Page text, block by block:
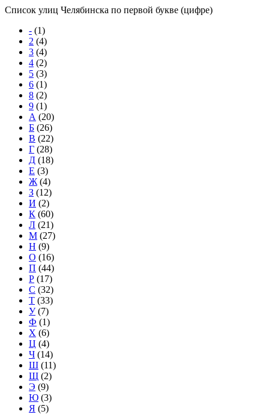
Список улиц Челябинска по первой букве (цифре)
- (1)
2 (4)
3 (4)
4 (2)
5 (3)
6 (1)
8 (2)
9 (1)
А (20)
Б (26)
В (22)
Г (28)
Д (18)
Е (3)
Ж (4)
З (12)
И (2)
К (60)
Л (21)
М (27)
Н (9)
О (16)
П (44)
Р (17)
С (32)
Т (33)
У(7)
Ф (1)
Х (6)
Ц (4)
Ч (14)
Ш (11)
Щ (2)
Э (9)
Ю (3)
Я (5)